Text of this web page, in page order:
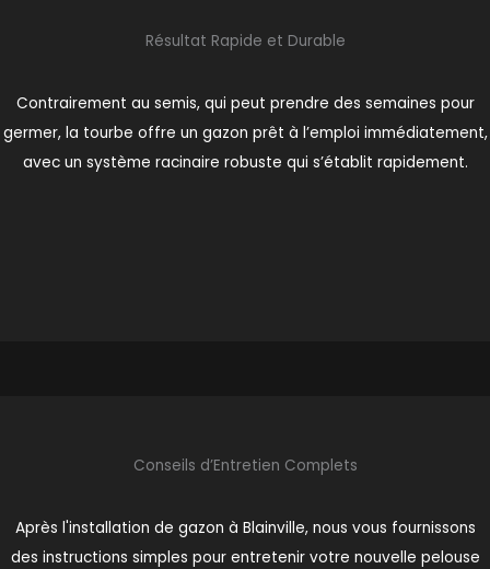
Résultat Rapide et Durable
Contrairement au semis, qui peut prendre des semaines pour
germer, la tourbe offre un gazon prêt à l’emploi immédiatement,
avec un système racinaire robuste qui s’établit rapidement.
Conseils d’Entretien Complets
Après l'installation de gazon à Blainville, nous vous fournissons
des instructions simples pour entretenir votre nouvelle pelouse